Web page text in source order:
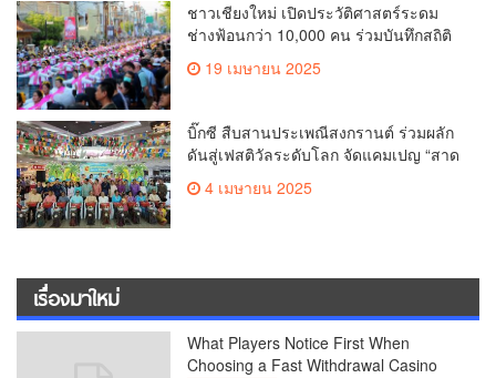
ชาวเชียงใหม่ เปิดประวัติศาสตร์ระดม
ช่างฟ้อนกว่า 10,000 คน ร่วมบันทึกสถิติ
โลก Guinness World Records สำเร็จ
ทำลายสถิติ 7,218 คน เฉลิมฉลองใน
เมืองเชียงใหม่
19 เมษายน 2025
บิ๊กซี สืบสานประเพณีสงกรานต์ ร่วมผลัก
ดันสู่เฟสติวัลระดับโลก จัดแคมเปญ “สาด
สูงสุด 50% กระตุ้นการเดินทางนักท่อง
4 เมษายน 2025
เรื่องมาใหม่
What Players Notice First When
Choosing a Fast Withdrawal Casino